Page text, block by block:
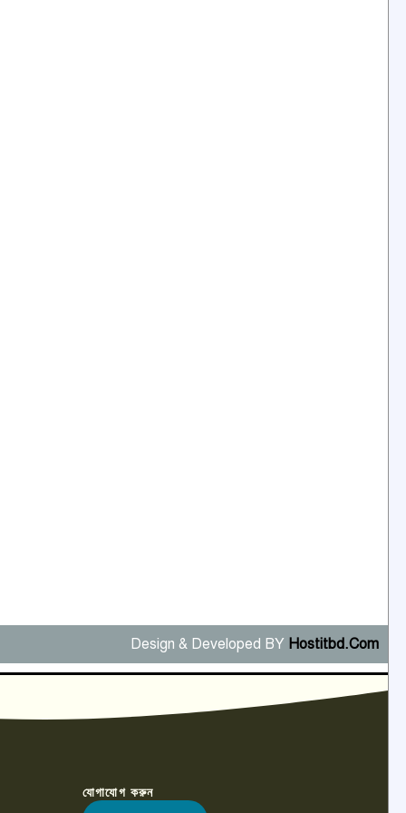
Design & Developed BY Hostitbd.Com
যোগাযোগ করুন